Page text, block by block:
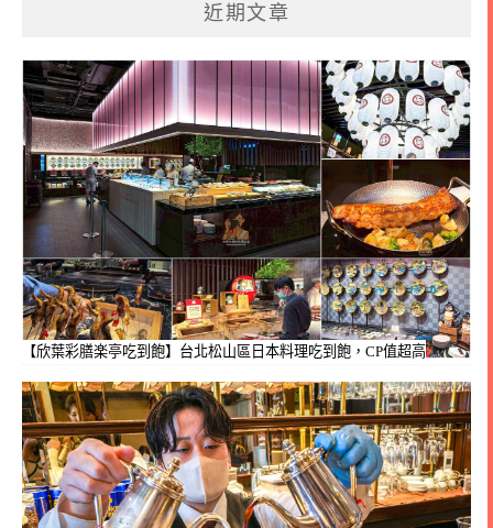
近期文章
【欣葉彩膳楽亭吃到飽】台北松山區日本料理吃到飽，CP值超高